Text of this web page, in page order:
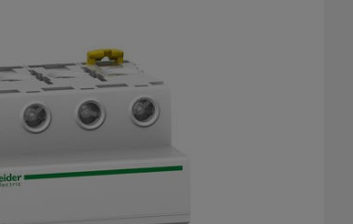
napięcia
przemysłowa
krańcowe
i sygnalizacji
zabezpieczenie silników elektrycznych
Ograniczniki mocy
Podstawy bezpiecznikowe do wkładek cylindrycznych
Pozostałe akcesoria
Przekaźniki impulsowe
Przekaźniki instalacyjne
Przyciski modułowe
Rozłączniki i przełączniki
Ściemniacze